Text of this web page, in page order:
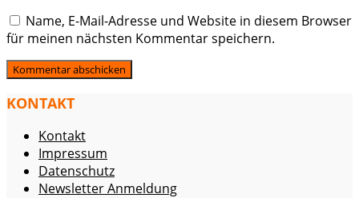
Name, E-Mail-Adresse und Website in diesem Browser
für meinen nächsten Kommentar speichern.
KONTAKT
Kontakt
Impressum
Datenschutz
Newsletter Anmeldung